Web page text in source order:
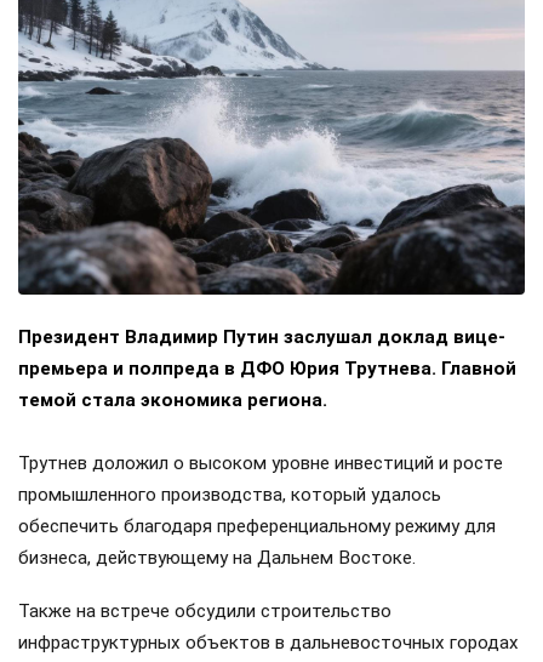
Президент Владимир Путин заслушал доклад вице-
премьера и полпреда в ДФО Юрия Трутнева. Главной
темой стала экономика региона.
Трутнев доложил о высоком уровне инвестиций и росте
промышленного производства, который удалось
обеспечить благодаря преференциальному режиму для
бизнеса, действующему на Дальнем Востоке.
Также на встрече обсудили строительство
инфраструктурных объектов в дальневосточных городах